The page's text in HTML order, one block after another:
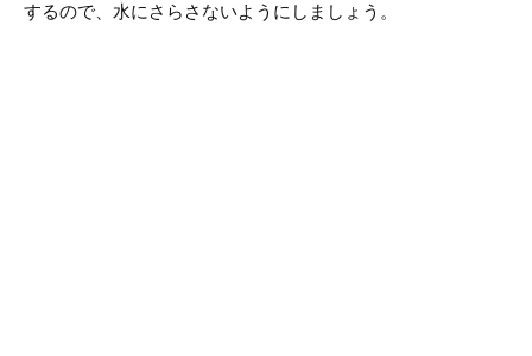
するので、水にさらさないようにしましょう。